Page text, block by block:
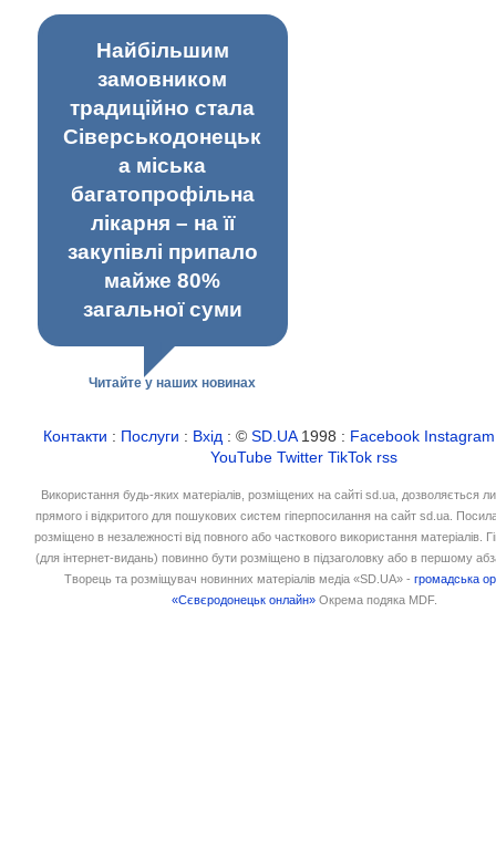
Найбільшим
замовником
традиційно стала
Сіверськодонецьк
а міська
багатопрофільна
лікарня – на її
закупівлі припало
майже 80%
загальної суми
Читайте у наших новинах
Контакти : Послуги : Вхід : ©SD.UA1998 : Facebook Instagram
YouTube Twitter TikTok rss
Використання будь-яких матеріалів, розміщених на сайті sd.ua, дозволяється
прямого і відкритого для пошукових систем гіперпосилання на сайт sd.ua.
розміщено в незалежності від повного або часткового використання матеріалів.
(для інтернет-видань) повинно бути розміщено в підзаголовку або в першому
Творець та розміщувач новинних матеріалів медіа «SD.UA» -громадська
«Сєвєродонецьк онлайн» Окрема подяка MDF.